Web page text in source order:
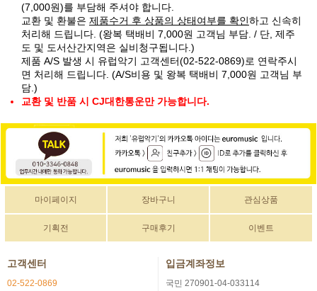
(7,000원)를 부담해 주셔야 합니다.
교환 및 환불은 제품수거 후 상품의 상태여부를 확인하고 신속히
처리해 드립니다. (왕복 택배비 7,000원 고객님 부담. / 단, 제주
도 및 도서산간지역은 실비청구됩니다.)
제품 A/S 발생 시 유럽악기 고객센터(02-522-0869)로 연락주시
면 처리해 드립니다. (A/S비용 및 왕복 택배비 7,000원 고객님 부
담.)
교환 및 반품 시 CJ대한통운만 가능합니다.
마이페이지 장바구니 관심상품
기획전 구매후기 이벤트
고객센터
02-522-0869
입금계좌정보
국민 270901-04-033114